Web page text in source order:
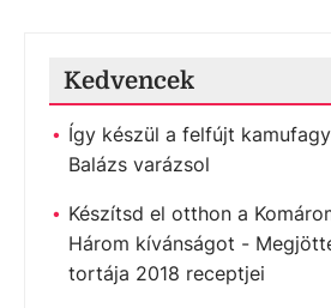
Kedvencek
Így készül a felfújt
Balázs varázsol
Készítsd el otthon a
Három kívánságot -
tortája 2018 receptjei